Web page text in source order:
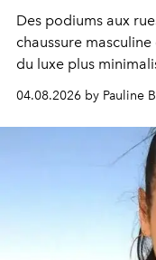
Des podiums aux
chaussure
du luxe plus
04.08.2026 by Pauline